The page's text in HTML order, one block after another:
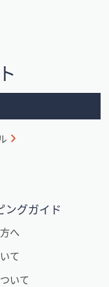
ングガイド
へ
て
いて